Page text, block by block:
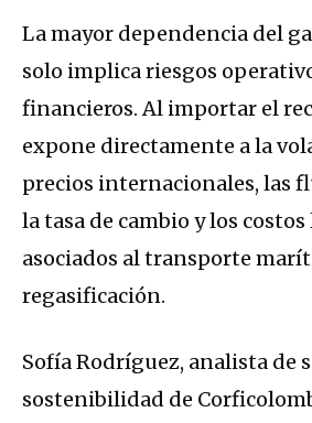
La mayor dependencia del
solo implica riesgos
financieros. Al importar el
expone directamente a la
precios internacionales, las
la tasa de cambio y los
asociados al transporte
regasificación.
Sofía Rodríguez, analista de
sostenibilidad de